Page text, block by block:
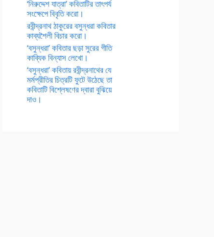
‘নিরুদ্দেশ যাত্রা’ কবিতাটির তাৎপর্য
সংক্ষেপে বিবৃতি করো।
রবীন্দ্রনাথ ঠাকুরের বসুন্ধরা কবিতার
কাব্যশৈলী বিচার করো।
‘বসুন্ধরা’ কবিতার ছড়া সুরের গীতি
কাব্যিক বিন্যাস লেখো।
‘বসুন্ধরা’ কবিতায় রবীন্দ্রনাথের যে
মর্মপ্রীতির চিত্রটি ফুটে উঠেছে তা
কবিতাটি বিশ্লেষণের দ্বারা বুঝিয়ে
দাও।